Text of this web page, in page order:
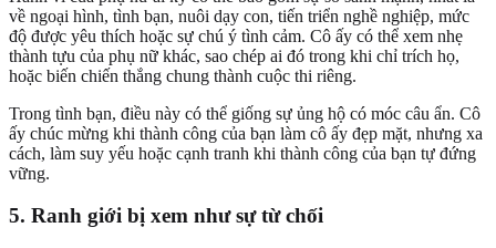
về ngoại hình, tình bạn, nuôi dạy con, tiến triển nghề nghiệp, mức
độ được yêu thích hoặc sự chú ý tình cảm. Cô ấy có thể xem nhẹ
thành tựu của phụ nữ khác, sao chép ai đó trong khi chỉ trích họ,
hoặc biến chiến thắng chung thành cuộc thi riêng.
Trong tình bạn, điều này có thể giống sự ủng hộ có móc câu ẩn. Cô
ấy chúc mừng khi thành công của bạn làm cô ấy đẹp mặt, nhưng xa
cách, làm suy yếu hoặc cạnh tranh khi thành công của bạn tự đứng
vững.
5. Ranh giới bị xem như sự từ chối